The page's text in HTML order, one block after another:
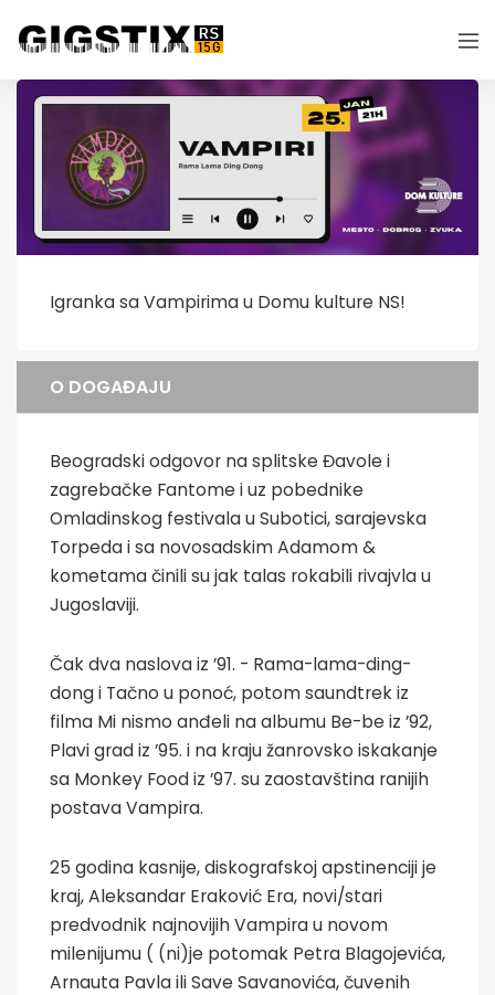
Igranka sa Vampirima u Domu kulture NS!
O DOGAĐAJU
Beogradski odgovor na splitske Đavole i
zagrebačke Fantome i uz pobednike
Omladinskog festivala u Subotici, sarajevska
Torpeda i sa novosadskim Adamom &
kometama činili su jak talas rokabili rivajvla u
Jugoslaviji.
Čak dva naslova iz ’91. - Rama-lama-ding-
dong i Tačno u ponoć, potom saundtrek iz
filma Mi nismo anđeli na albumu Be-be iz ’92,
Plavi grad iz ’95. i na kraju žanrovsko iskakanje
sa Monkey Food iz ’97. su zaostavština ranijih
postava Vampira.
25 godina kasnije, diskografskoj apstinenciji je
kraj, Aleksandar Eraković Era, novi/stari
predvodnik najnovijih Vampira u novom
milenijumu ( (ni)je potomak Petra Blagojevića,
Arnauta Pavla ili Save Savanovića, čuvenih